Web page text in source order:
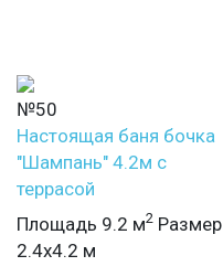
№50
Настоящая баня бочка
"Шампань" 4.2м с
террасой
Площадь 9.2 м2 Размер
2.4х4.2 м